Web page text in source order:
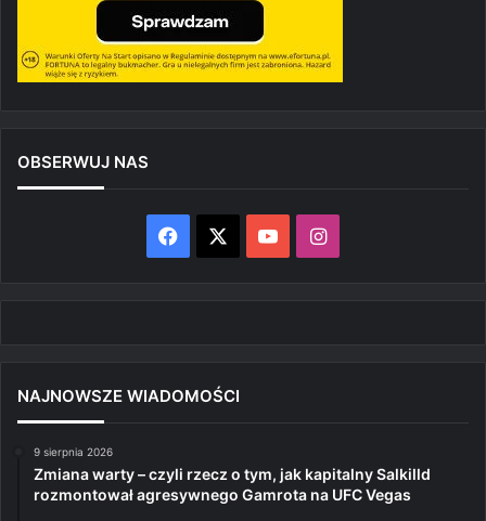
OBSERWUJ NAS
Facebook YouTubeInstagram
NAJNOWSZE WIADOMOŚCI
9 sierpnia 2026
Zmiana warty – czyli rzecz o tym, jak kapitalny Salkilld
rozmontował agresywnego Gamrota na UFC Vegas